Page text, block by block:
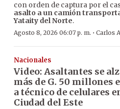
con orden de captura por el
asalto a un camión
Yataity del Norte.
Agosto 8, 2026 06:07 p. m. · Carlos
Nacionales
Video: Asaltantes se
más de G. 50 millones
a técnico de celulares
Ciudad del Este